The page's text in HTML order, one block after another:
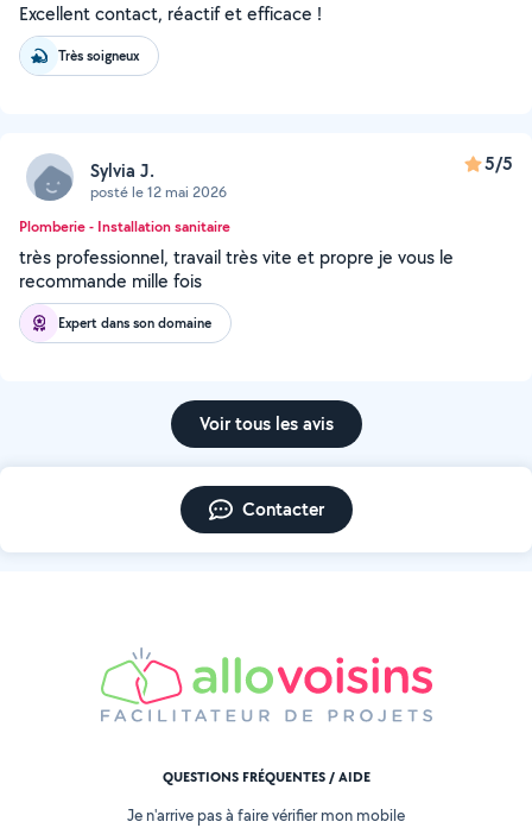
Excellent contact, réactif et efficace !
Très soigneux
Sylvia J.
posté le 12 mai 2026
5/5
Plomberie - Installation sanitaire
très professionnel, travail très vite et propre je vous le
recommande mille fois
Expert dans son domaine
Voir tous les avis
Contacter
QUESTIONS FRÉQUENTES / AIDE
Je n'arrive pas à faire vérifier mon mobile